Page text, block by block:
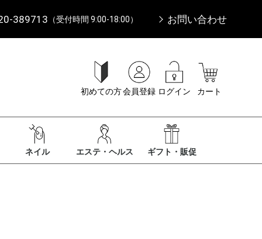
389713 （受付時間 9:00-18:00） お問い合わせ
初めての方会員登録 ログイン カート
ネイル エステ・ヘルス ギフト・販促